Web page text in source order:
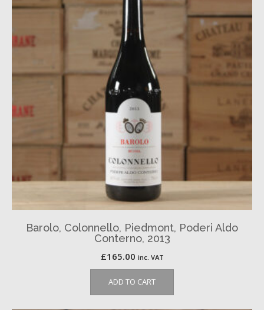
Barolo, Colonnello, Piedmont, Poderi Aldo
Conterno, 2013
£165.00 inc. VAT
ADD TO CART